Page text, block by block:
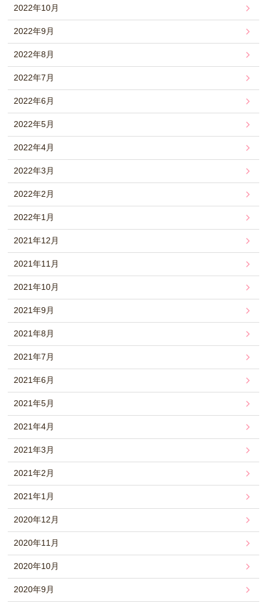
2022年10月
2022年9月
2022年8月
2022年7月
2022年6月
2022年5月
2022年4月
2022年3月
2022年2月
2022年1月
2021年12月
2021年11月
2021年10月
2021年9月
2021年8月
2021年7月
2021年6月
2021年5月
2021年4月
2021年3月
2021年2月
2021年1月
2020年12月
2020年11月
2020年10月
2020年9月